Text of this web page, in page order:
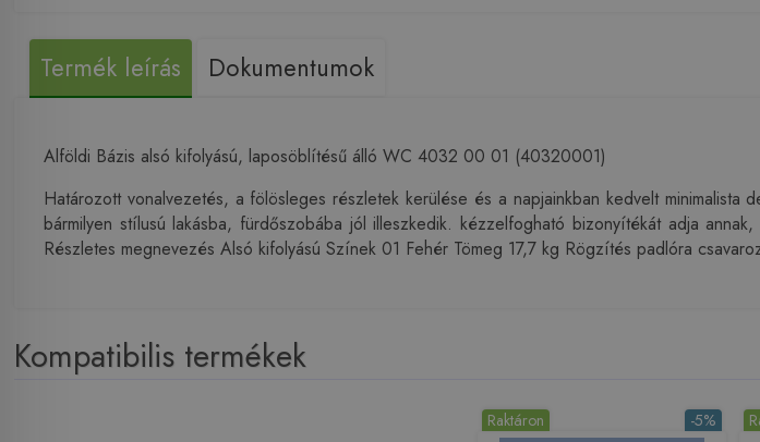
Termék leírás Dokumentumok
Alföldi Bázis alsó kifolyású, laposöblítésű álló WC 4032 00 01 (40320001)
Határozott vonalvezetés, a fölösleges részletek kerülése és a napjainkban kedvelt
bármilyen stílusú lakásba, fürdőszobába jól illeszkedik. kézzelfogható bizonyítékát adja
Részletes megnevezés Alsó kifolyású Színek 01 Fehér Tömeg 17,7 kg Rögzítés padlóra
Kompatibilis termékek
-5%
Raktáron